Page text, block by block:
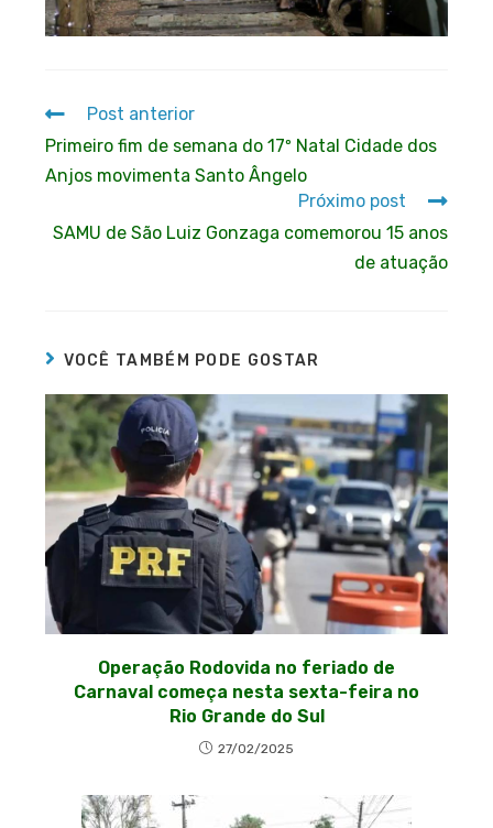
Post anterior
Primeiro fim de semana do 17º Natal Cidade dos
Anjos movimenta Santo Ângelo
Próximo post
SAMU de São Luiz Gonzaga comemorou 15 anos
de atuação
VOCÊ TAMBÉM PODE GOSTAR
Operação Rodovida no feriado de
Carnaval começa nesta sexta-feira no
Rio Grande do Sul
27/02/2025